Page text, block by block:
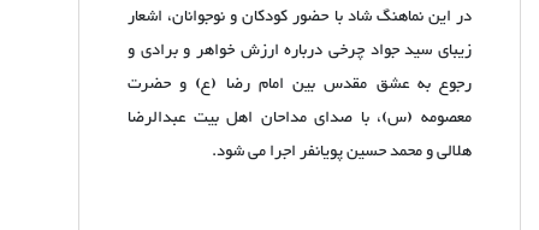
در این نماهنگ شاد با حضور کودکان و نوجوانان، اشعار
زیبای سید جواد چرخی درباره ارزش خواهر و برادی و
رجوع به عشق مقدس بین امام رضا (ع) و حضرت
معصومه (س)، با صدای مداحان اهل بیت عبدالرضا
هلالی و محمد حسین پویانفر اجرا می شود.